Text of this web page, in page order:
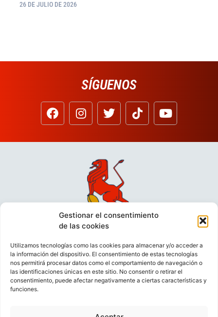
Gestionar el consentimiento
de las cookies
Utilizamos tecnologías como las cookies para almacenar y/o acceder a
la información del dispositivo. El consentimiento de estas tecnologías
nos permitirá procesar datos como el comportamiento de navegación o
las identificaciones únicas en este sitio. No consentir o retirar el
consentimiento, puede afectar negativamente a ciertas características y
funciones.
26 DE JULIO DE 2026
SÍGUENOS
VIDEOCONFERENCIAS POLÍTICA DE PRIVACIDAD